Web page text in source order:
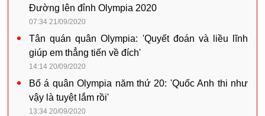
Đường lên đỉnh Olympia 2020
07:34 21/09/2020
Tân quán quân Olympia: 'Quyết đoán và liều lĩnh
giúp em thẳng tiến về đích'
14:14 20/09/2020
Bố á quân Olympia năm thứ 20: 'Quốc Anh thi như
vậy là tuyệt lắm rồi'
13:34 20/09/2020